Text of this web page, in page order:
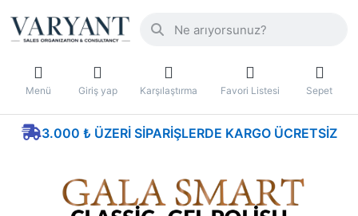
Menü Giriş yap Karşılaştırma Favori Listesi Sepet
3.000 ₺ ÜZERI SIPARIŞLERDE KARGO ÜCRETSIZ